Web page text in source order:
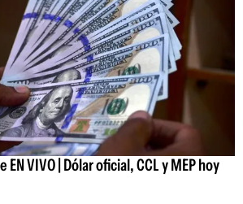
VIVO | Dólar oficial, CCL y MEP hoy